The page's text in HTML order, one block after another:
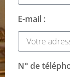
E-mail :
N° de